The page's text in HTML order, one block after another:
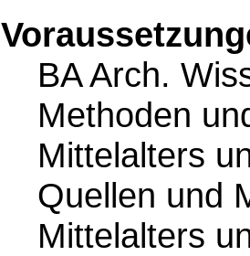
BA Arch.
Methoden
Mittelalters
Quellen und
Mittelalters